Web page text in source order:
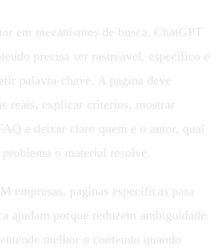
em mecanismos de busca, ChatGPT
precisa ser rastreavel, especifico e
palavra-chave. A pagina deve
reais, explicar criterios, mostrar
e deixar claro quem e o autor, qual
problema o material resolve.
empresas, paginas especificas para
ajudam porque reduzem ambiguidade.
melhor o conteudo quando